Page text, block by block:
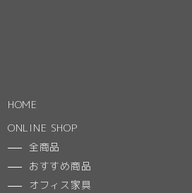
HOME
ONLINE SHOP
全商品
おすすめ商品
オフィス家具